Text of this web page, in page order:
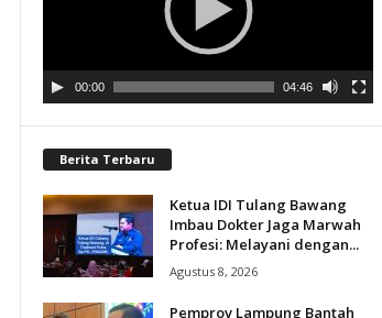
00:00 04:46
Berita Terbaru
Ketua IDI Tulang Bawang
Imbau Dokter Jaga Marwah
Profesi: Melayani dengan...
Agustus 8, 2026
Pemprov Lampung Bantah